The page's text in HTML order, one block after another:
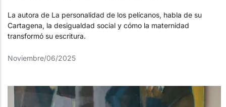
La autora de La personalidad de los pelícanos, habla de su
Cartagena, la desigualdad social y cómo la maternidad
transformó su escritura.
Noviembre/06/2025